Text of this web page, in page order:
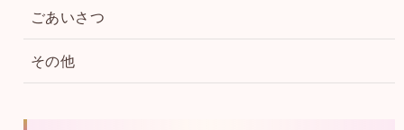
ごあいさつ
その他